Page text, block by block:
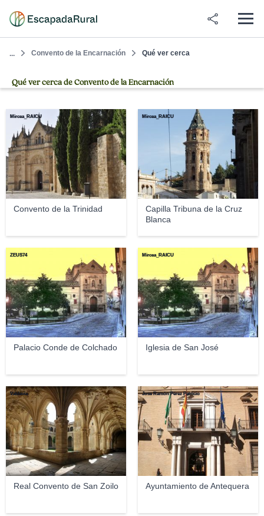
... Convento de la Encarnación Qué ver cerca
Qué ver cerca de Convento de la Encarnación
Convento de la Trinidad
Mircea_RAICU
Capilla Tribuna de la Cruz
Blanca
Mircea_RAICU
Palacio Conde de Colchado
ZEUS74
Iglesia de San José
Mircea_RAICU
Real Convento de San Zoilo
Valdavia
Ayuntamiento de Antequera
Jose Ramón Pérez Patricio